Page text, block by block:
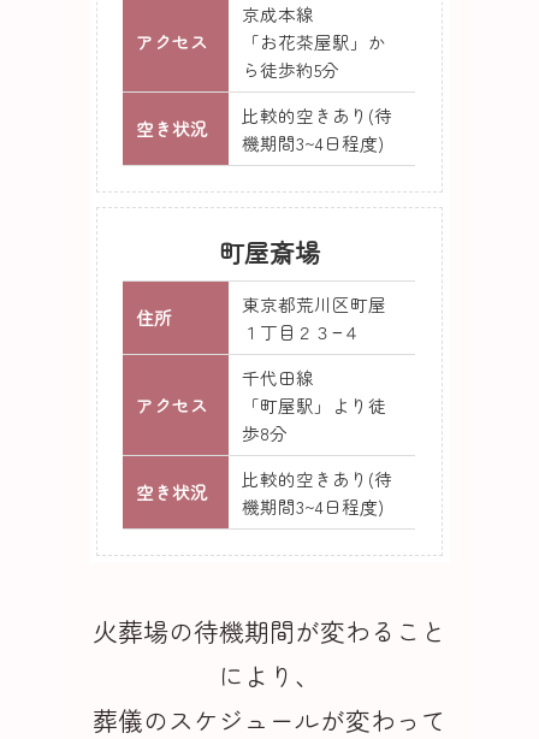
アクセス
京成本線
「お花茶屋駅」か
ら徒歩約5分
空き状況
比較的空きあり(待
機期間3~4日程度)
町屋斎場
住所
東京都荒川区町屋
１丁目２３−４
アクセス
千代田線
「町屋駅」より徒
歩8分
空き状況
比較的空きあり(待
機期間3~4日程度)
火葬場の待機期間が変わること
により、
葬儀のスケジュールが変わって